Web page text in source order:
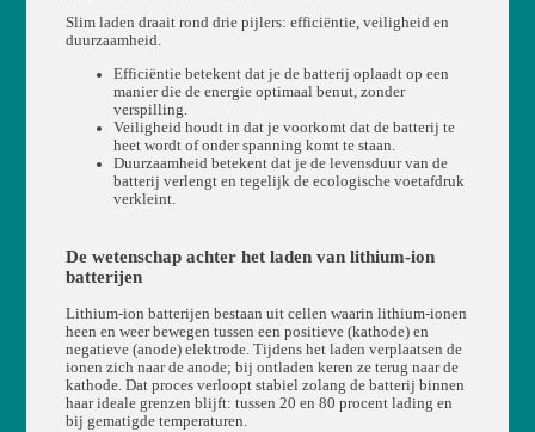
Slim laden draait rond drie pijlers: efficiëntie, veiligheid en
duurzaamheid.
Efficiëntie betekent dat je de batterij oplaadt op een
manier die de energie optimaal benut, zonder
verspilling.
Veiligheid houdt in dat je voorkomt dat de batterij te
heet wordt of onder spanning komt te staan.
Duurzaamheid betekent dat je de levensduur van de
batterij verlengt en tegelijk de ecologische voetafdruk
verkleint.
De wetenschap achter het laden van lithium-ion
batterijen
Lithium-ion batterijen bestaan uit cellen waarin lithium-ionen
heen en weer bewegen tussen een positieve (kathode) en
negatieve (anode) elektrode. Tijdens het laden verplaatsen de
ionen zich naar de anode; bij ontladen keren ze terug naar de
kathode. Dat proces verloopt stabiel zolang de batterij binnen
haar ideale grenzen blijft: tussen 20 en 80 procent lading en
bij gematigde temperaturen.